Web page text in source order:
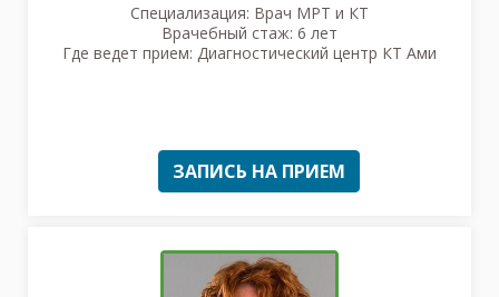
Специализация: Врач МРТ и КТ
Врачебный стаж: 6 лет
Где ведет прием: Диагностический центр КТ Ами
ЗАПИСЬ НА ПРИЕМ